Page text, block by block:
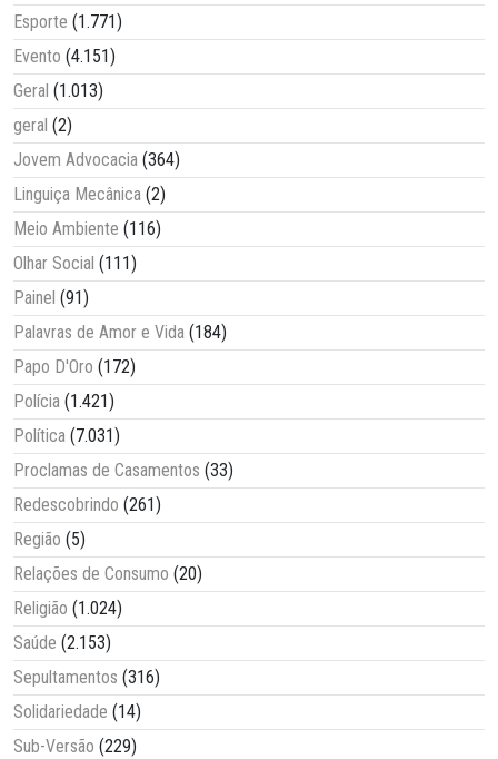
Esporte (1.771)
Evento (4.151)
Geral (1.013)
geral (2)
Jovem Advocacia (364)
Linguiça Mecânica (2)
Meio Ambiente (116)
Olhar Social (111)
Painel (91)
Palavras de Amor e Vida (184)
Papo D'Oro (172)
Polícia (1.421)
Política (7.031)
Proclamas de Casamentos (33)
Redescobrindo (261)
Região (5)
Relações de Consumo (20)
Religião (1.024)
Saúde (2.153)
Sepultamentos (316)
Solidariedade (14)
Sub-Versão (229)